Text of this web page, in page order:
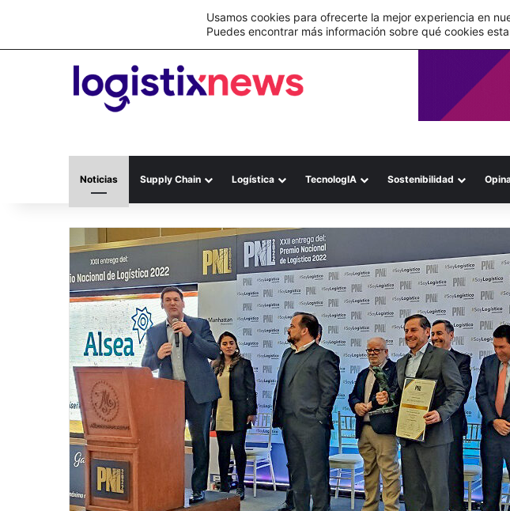
Nueva Ley Aduanera eleva el costo de los errores documentales
Noticias Supply Chain Logística TecnologIA Sostenibilidad
Usamos cookies para ofrecerte la mejor experiencia en
Puedes encontrar más información sobre qué cookies